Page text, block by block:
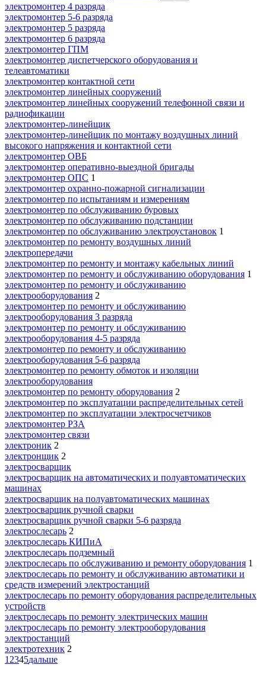
электромонтер 4 разряда
электромонтер 5-6 разряда
электромонтер 5 разряда
электромонтер 6 разряда
электромонтер ГПМ
электромонтер диспетчерского оборудования и
телеавтоматики
электромонтер контактной сети
электромонтер линейных сооружений
электромонтер линейных сооружений телефонной связи и
радиофикации
электромонтер-линейщик
электромонтер-линейщик по монтажу воздушных линий
высокого напряжения и контактной сети
электромонтер ОВБ
электромонтер оперативно-выездной бригады
электромонтер ОПС 1
электромонтер охранно-пожарной сигнализации
электромонтер по испытаниям и измерениям
электромонтер по обслуживанию буровых
электромонтер по обслуживанию подстанции
электромонтер по обслуживанию электроустановок 1
электромонтер по ремонту воздушных линий
электропередачи
электромонтер по ремонту и монтажу кабельных линий
электромонтер по ремонту и обслуживанию оборудования 1
электромонтер по ремонту и обслуживанию
электрооборудования 2
электромонтер по ремонту и обслуживанию
электрооборудования 3 разряда
электромонтер по ремонту и обслуживанию
электрооборудования 4-5 разряда
электромонтер по ремонту и обслуживанию
электрооборудования 5-6 разряда
электромонтер по ремонту обмоток и изоляции
электрооборудования
электромонтер по ремонту оборудования 2
электромонтер по эксплуатации распределительных сетей
электромонтер по эксплуатации электросчетчиков
электромонтер РЗА
электромонтер связи
электроник 2
электронщик 2
электросварщик
электросварщик на автоматических и полуавтоматических
машинах
электросварщик на полуавтоматических машинах
электросварщик ручной сварки
электросварщик ручной сварки 5-6 разряда
электрослесарь 2
электрослесарь КИПиА
электрослесарь подземный
электрослесарь по обслуживанию и ремонту оборудования 1
электрослесарь по ремонту и обслуживанию автоматики и
средств измерений электростанций
электрослесарь по ремонту оборудования распределительных
устройств
электрослесарь по ремонту электрических машин
электрослесарь по ремонту электрооборудования
электростанций
электротехник 2
1 2345дальше